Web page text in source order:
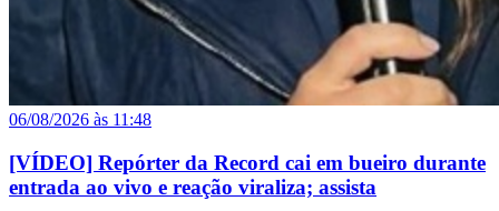
06/08/2026 às 11:48
[VÍDEO] Repórter da Record cai em bueiro durante
entrada ao vivo e reação viraliza; assista